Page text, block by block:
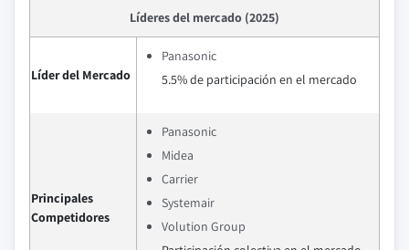
Líderes del mercado (2025)
Líder del Mercado
Panasonic
5.5% de participación en el mercado
Principales
Competidores
Panasonic
Midea
Carrier
Systemair
Volution Group